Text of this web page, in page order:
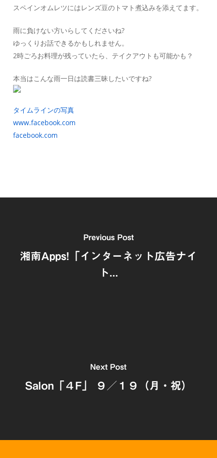
スペインオムレツにはレンズ豆のトマト煮込みを添えてます。
雨に負けない方いらしてくださいね?
ゆっくりお話できるかもしれません。
2時ごろお料理が残っていたら、テイクアウトも可能かも？
本当はこんな雨一日は読書三昧したいですね?
タイムラインの写真
www.facebook.com
facebook.com
Previous Post
湘南Apps!「インターネット広告ナイ
ト...
Next Post
Salon「４F」 ９／１９（月・祝）